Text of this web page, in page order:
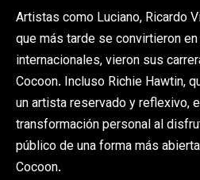
Artistas como Luciano, Ricardo
que más tarde se convirtieron
internacionales, vieron sus
Cocoon. Incluso Richie Hawtin,
un artista reservado y reflexivo,
transformación personal al
público de una forma más
Cocoon.